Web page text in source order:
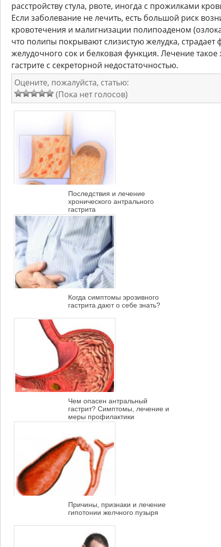
расстройству стула, рвоте, иногда с прожилками
Если заболевание не лечить, есть большой риск
кровотечения и малигнизации полипоаденом
что полипы покрывают слизистую желудка, страдает
желудочного сок и белковая функция. Лечение
гастрите с секреторной недостаточностью.
Оцените, пожалуйста, статью:
(Пока нет голосов)
Последствия и лечение
хронического антрального
гастрита
Когда симптомы эрозивного
гастрита дают о себе знать?
Чем опасен антральный
гастрит? Симптомы, лечение и
меры профилактики
Причины, признаки и лечение
гипотонии желчного пузыря